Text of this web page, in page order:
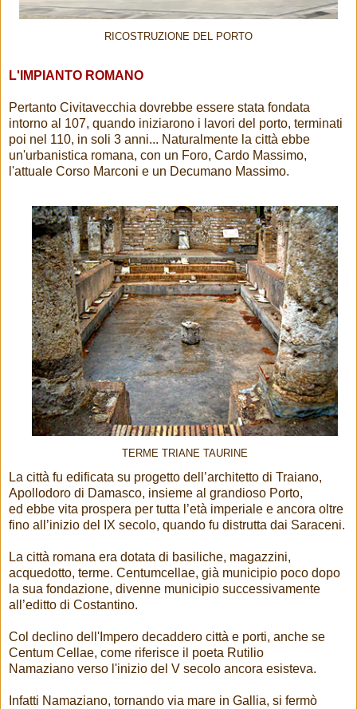
RICOSTRUZIONE DEL PORTO
L'IMPIANTO ROMANO
Pertanto Civitavecchia dovrebbe essere stata fondata
intorno al 107, quando iniziarono i lavori del porto, terminati
poi nel 110, in soli 3 anni... Naturalmente la città ebbe
un'urbanistica romana, con un Foro, Cardo Massimo,
l'attuale Corso Marconi e un Decumano Massimo.
TERME TRIANE TAURINE
La città fu edificata su progetto dell’architetto di Traiano,
Apollodoro di Damasco, insieme al grandioso Porto,
ed ebbe vita prospera per tutta l’età imperiale e ancora oltre
fino all’inizio del IX secolo, quando fu distrutta dai Saraceni.
La città romana era dotata di basiliche, magazzini,
acquedotto, terme. Centumcellae, già municipio poco dopo
la sua fondazione, divenne municipio successivamente
all’editto di Costantino.
Col declino dell'Impero decaddero città e porti, anche se
Centum Cellae, come riferisce il poeta Rutilio
Namaziano verso l'inizio del V secolo ancora esisteva.
Infatti Namaziano, tornando via mare in Gallia, si fermò